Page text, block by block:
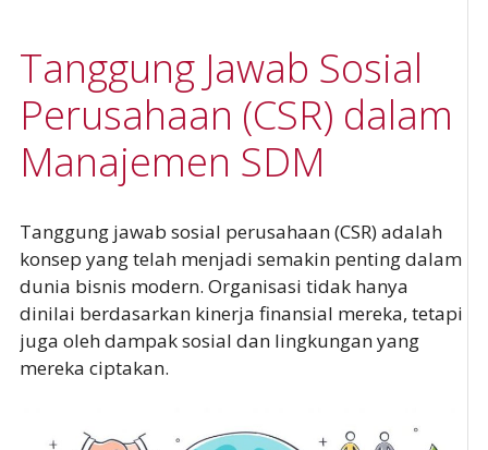
Tanggung Jawab Sosial
Perusahaan (CSR) dalam
Manajemen SDM
Tanggung jawab sosial perusahaan (CSR) adalah
konsep yang telah menjadi semakin penting dalam
dunia bisnis modern. Organisasi tidak hanya
dinilai berdasarkan kinerja finansial mereka, tetapi
juga oleh dampak sosial dan lingkungan yang
mereka ciptakan.